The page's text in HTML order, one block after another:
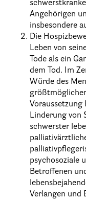
Angehörigen
insbesondere
Die
Leben von
Tode als ein
dem Tod. Im
Würde des
Linderung von
schwerster
psychosoziale
Betroffenen
Verlangen und